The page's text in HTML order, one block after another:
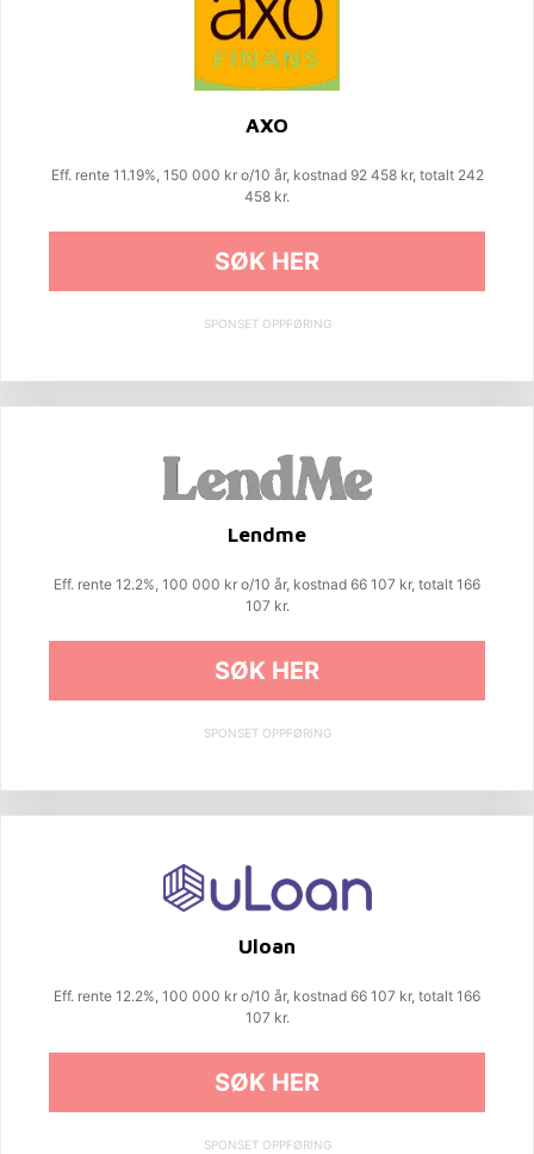
AXO
Eff. rente 11.19%, 150 000 kr o/10 år, kostnad 92 458 kr, totalt 242
458 kr.
SØK HER
SPONSET OPPFØRING
Lendme
Eff. rente 12.2%, 100 000 kr o/10 år, kostnad 66 107 kr, totalt 166
107 kr.
SØK HER
SPONSET OPPFØRING
Uloan
Eff. rente 12.2%, 100 000 kr o/10 år, kostnad 66 107 kr, totalt 166
107 kr.
SØK HER
SPONSET OPPFØRING